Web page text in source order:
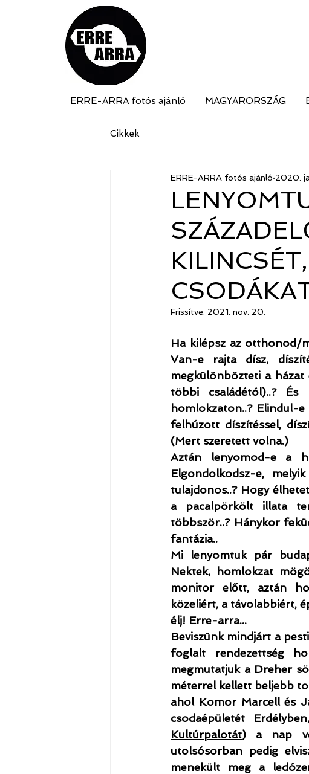
ERRE-ARRA fotós ajánló MAGYARORSZÁG
Cikkek
ERRE-ARRA fotós ajánló 2020.
Frissítve: 2021. nov. 20.
Ha kilépsz az otthonod/
Van-e rajta dísz,
megkülönbözteti a
többi családétól)..?
homlokzaton..? Elindul-
felhúzott díszítéssel,
(Mert szeretett volna.)
Aztán lenyomod-e a
Elgondolkodsz-e,
tulajdonos..? Hogy
a pacalpörkölt illata
többször..? Hánykor
fantázia..
Mi lenyomtuk pár
Nektek, homlokzat
monitor előtt, aztán
közeliért, a távolabbiért,
élj! Erre-arra...
Beviszünk mindjárt a
foglalt rendezettség
megmutatjuk a Dreher
méterrel kellett beljebb
ahol Komor Marcell és
csodaépületét
Kultúrpalotát) a nap
utolsósorban pedig
menekült meg a